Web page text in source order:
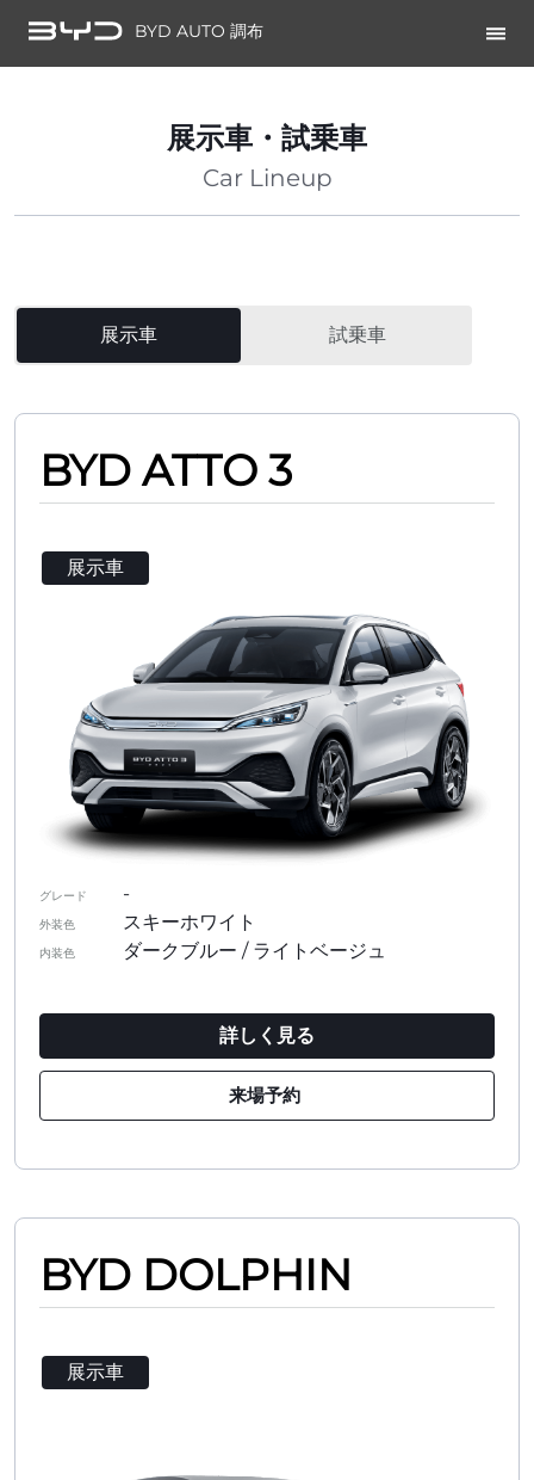
BYD AUTO 調布
展示車・試乗車
Car Lineup
展示車 試乗車
BYD ATTO 3
展示車
グレード -
外装色 スキーホワイト
内装色 ダークブルー / ライトベージュ
詳しく見る
来場予約
BYD DOLPHIN
展示車